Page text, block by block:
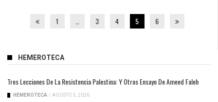
1 3 4 5 6
HEMEROTECA
Tres Lecciones De La Resistencia Palestina: Y Otros Ensayo De Ameed Faleh
HEMEROTECA / AGOSTO 5, 2026